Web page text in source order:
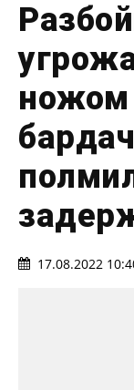
ножом
17.08.2022